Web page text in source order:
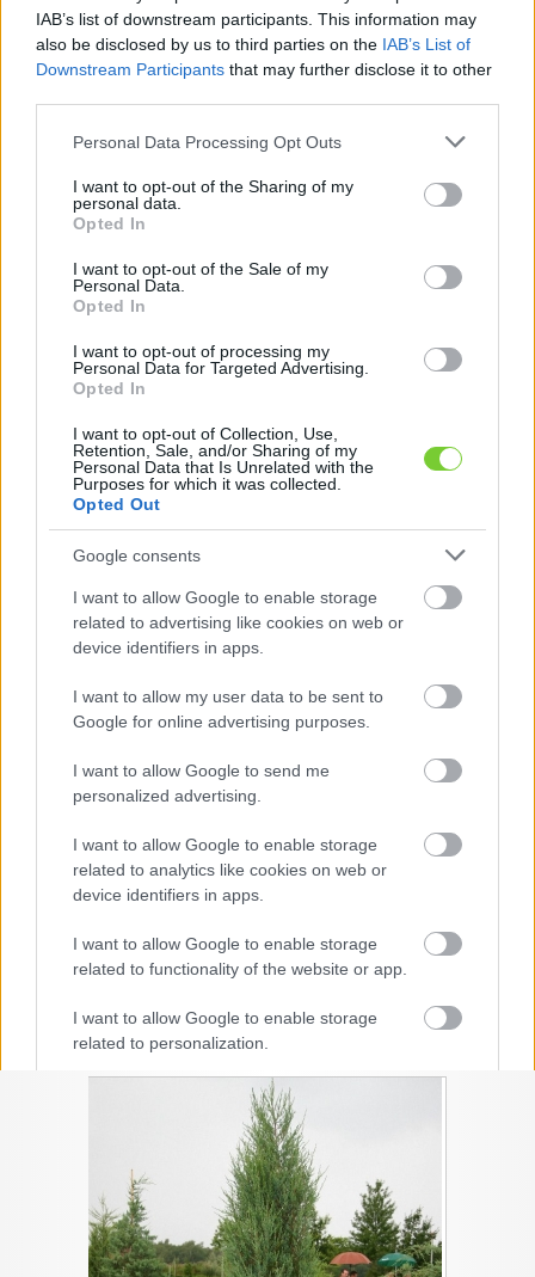
IAB’s list of downstream participants. This information may
also be disclosed by us to third parties on the IAB’s List of
Downstream Participants that may further disclose it to other
Please note that this website/app uses one or more Google
not limited to your visit or usage behaviour. You may click to
grant or deny consent to Google and its third-party tags to
use your data for below specified purposes in below Google
consent section.
Personal Data Processing Opt Outs
I want to opt-out of the Sharing of my
personal data.
Opted In
I want to opt-out of the Sale of my
Personal Data.
Opted In
I want to opt-out of processing my
Personal Data for Targeted Advertising.
Opted In
I want to opt-out of Collection, Use,
Retention, Sale, and/or Sharing of my
Personal Data that Is Unrelated with the
Purposes for which it was collected.
Opted Out
Google consents
I want to allow Google to enable storage
related to advertising like cookies on web or
device identifiers in apps.
I want to allow my user data to be sent to
Google for online advertising purposes.
I want to allow Google to send me
personalized advertising.
I want to allow Google to enable storage
related to analytics like cookies on web or
device identifiers in apps.
I want to allow Google to enable storage
related to functionality of the website or app.
I want to allow Google to enable storage
related to personalization.
I want to allow Google to enable storage
related to security, including authentication
functionality and fraud prevention, and other
user protection.
CONFIRM
Felhasználónév
Jelszó
Elfelejtette jelszavát?
Bejelentkezés
faiskola.hu
Kertészeti, kerti termékek és szolgáltatások térképes
KERTÉSZ ÉS KERTÉSZET REGISZTRÁCIÓ
Sziklás-hegységi
boróka (Juniperus
scopulorum
Arrow')
Juniperus scopulorum ’Blue Arrow’
(’Kék Nyíl’ Sziklás-
hegységi boróka))
méter magas, nagyon szép, szabályos, karcsú oszlop
alakú, kékes-szürkés lombszínű növény. Vezérága felfelé
Pikkelylevelei szürkészöldek.
Nagy előnye a 'Skyrocket' fajtával szemben, hogy az
atkafertőzésre nem érzékeny, ezért nem keletkeznek
hónyomásnak is jobban ellenáll.
További változatai: